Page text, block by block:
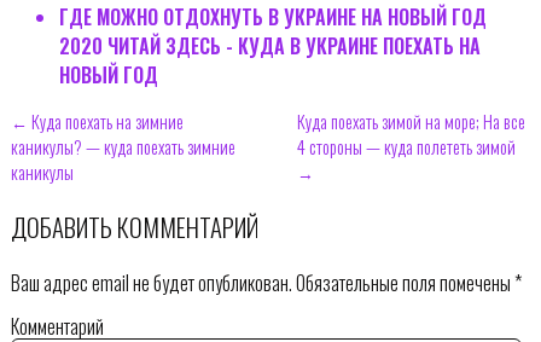
ГДЕ МОЖНО ОТДОХНУТЬ В УКРАИНЕ НА НОВЫЙ ГОД
2020 ЧИТАЙ ЗДЕСЬ - КУДА В УКРАИНЕ ПОЕХАТЬ НА
НОВЫЙ ГОД
← Куда поехать на зимние
каникулы? — куда поехать зимние
каникулы
Куда поехать зимой на море; На все
4 стороны — куда полететь зимой
→
ДОБАВИТЬ КОММЕНТАРИЙ
Ваш адрес email не будет опубликован.Обязательные поля помечены*
Комментарий